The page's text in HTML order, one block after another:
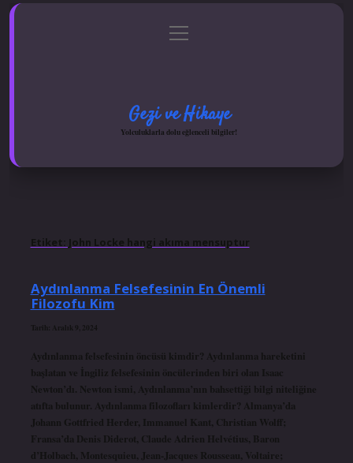
Gizlilik Politikası
menüyü
aç
Gezi ve Hikaye
Yolculuklarla dolu eğlenceli bilgiler!
Etiket: John Locke hangi akıma mensuptur
Aydınlanma Felsefesinin En Önemli
Filozofu Kim
Tarih: Aralık 9, 2024
Aydınlanma felsefesinin öncüsü kimdir? Aydınlanma hareketini
başlatan ve İngiliz felsefesinin öncülerinden biri olan Isaac
Newton’dı. Newton ismi, Aydınlanma’nın bahsettiği bilgi niteliğine
atıfta bulunur. Aydınlanma filozofları kimlerdir? Almanya’da
Johann Gottfried Herder, Immanuel Kant, Christian Wolff;
Fransa’da Denis Diderot, Claude Adrien Helvétius, Baron
d’Holbach, Montesquieu, Jean-Jacques Rousseau, Voltaire;